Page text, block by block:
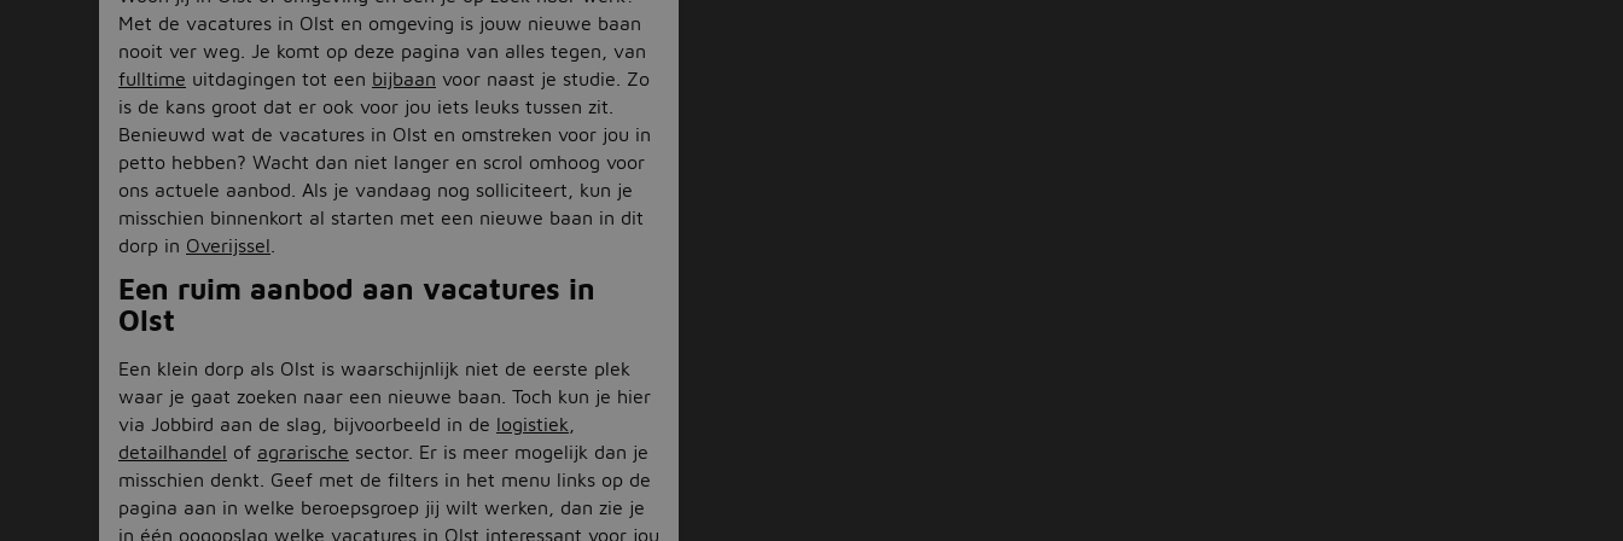
Met de vacatures in Olst en omgeving is jouw nieuwe baan
nooit ver weg. Je komt op deze pagina van alles tegen, van
fulltime uitdagingen tot een bijbaan voor naast je studie. Zo
is de kans groot dat er ook voor jou iets leuks tussen zit.
Benieuwd wat de vacatures in Olst en omstreken voor jou in
petto hebben? Wacht dan niet langer en scrol omhoog voor
ons actuele aanbod. Als je vandaag nog solliciteert, kun je
misschien binnenkort al starten met een nieuwe baan in dit
dorp in Overijssel
Een ruim aanbod aan vacatures in
Olst
Een klein dorp als Olst is waarschijnlijk niet de eerste plek
waar je gaat zoeken naar een nieuwe baan. Toch kun je hier
via Jobbird aan de slag, bijvoorbeeld in de logistiek
detailhandel of agrarische sector. Er is meer mogelijk dan je
misschien denkt. Geef met de filters in het menu links op de
pagina aan in welke beroepsgroep jij wilt werken, dan zie je
in één oogopslag welke vacatures in Olst interessant voor jou